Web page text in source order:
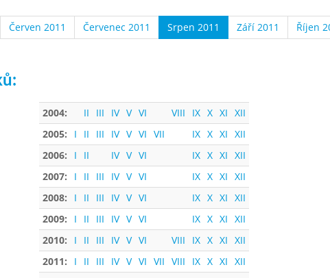
Červen 2011 Červenec 2011 Srpen 2011 Září 2011 Říjen
2004: II III IV V VI VIII IX X XI XII
2005:
I II III IV V VI VII IX X XI XII
2006:
I II IV V VI IX X XI XII
2007:
I II III IV V VI IX X XI XII
2008:
I II III IV V VI IX X XI XII
2009:
I II III IV V VI IX X XI XII
2010:
I II III IV V VI VIII IX X XI XII
2011:
I II III IV V VI VII VIII IX X XI XII